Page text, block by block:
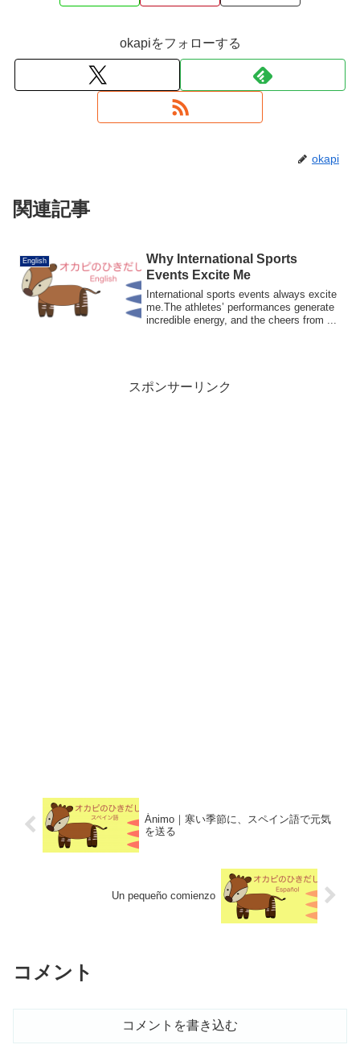
okapiをフォローする
okapi
関連記事
English
Why International Sports
Events Excite Me
International sports events always excite
me.The athletes’ performances generate
incredible energy, and the cheers from ...
スポンサーリンク
Ánimo｜寒い季節に、スペイン語で元気
を送る
Un pequeño comienzo
コメント
コメントを書き込む